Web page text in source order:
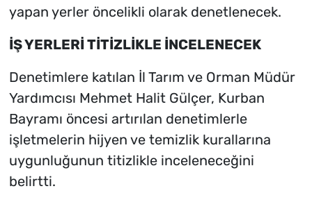
yapan yerler öncelikli olarak denetlenecek.
İŞ YERLERİ TİTİZLİKLE İNCELENECEK
Denetimlere katılan İl Tarım ve Orman Müdür
Yardımcısı Mehmet Halit Gülçer, Kurban
Bayramı öncesi artırılan denetimlerle
işletmelerin hijyen ve temizlik kurallarına
uygunluğunun titizlikle inceleneceğini
belirtti.